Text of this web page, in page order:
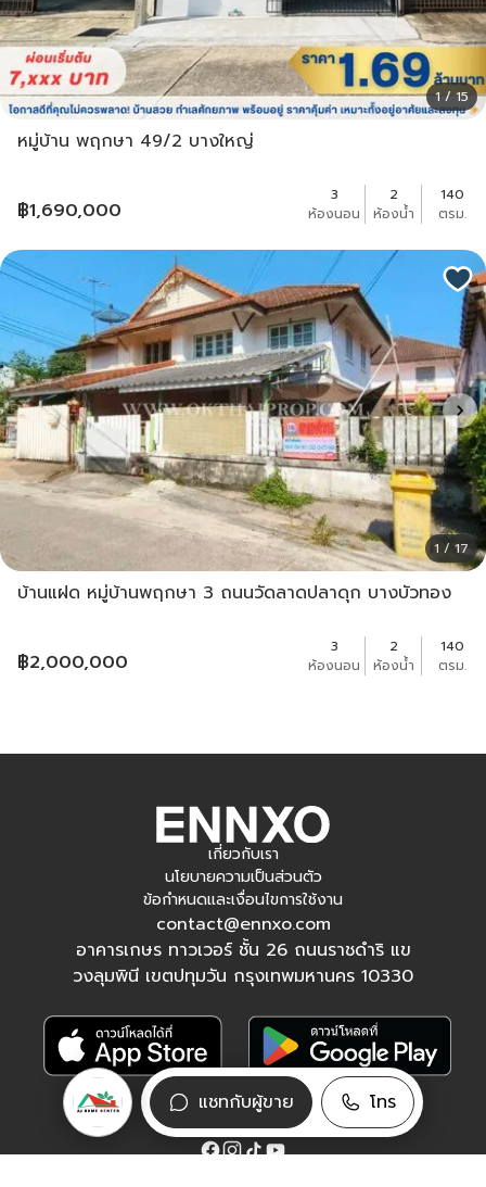
แชทกับผู้ขาย โทร
1 / 15
หมู่บ้าน พฤกษา 49/2 บางใหญ่
฿1,690,000
3
ห้องนอน
2
ห้องน้ำ
140
ตรม.
1 / 17
บ้านแฝด หมู่บ้านพฤกษา 3 ถนนวัดลาดปลาดุก บางบัวทอง
฿2,000,000
3
ห้องนอน
2
ห้องน้ำ
140
ตรม.
เกี่ยวกับเรา
นโยบายความเป็นส่วนตัว
ข้อกำหนดและเงื่อนไขการใช้งาน
contact@ennxo.com
อาคารเกษร ทาวเวอร์ ชั้น 26 ถนนราชดำริ แข
วงลุมพินี เขตปทุมวัน กรุงเทพมหานคร 10330
ติดตามเรา
Facebook
Instagram
Tiktok
YouTube